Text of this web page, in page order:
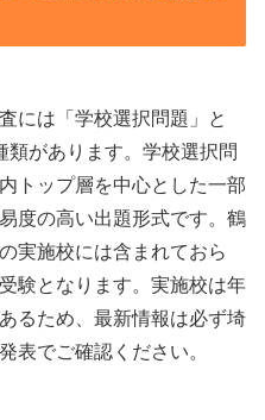
には「学校選択問題」と
類があります。学校選択問
トップ層を中心とした一部
度の高い出題形式です。鶴
実施校には含まれておら
験となります。実施校は年
るため、最新情報は必ず埼
表でご確認ください。